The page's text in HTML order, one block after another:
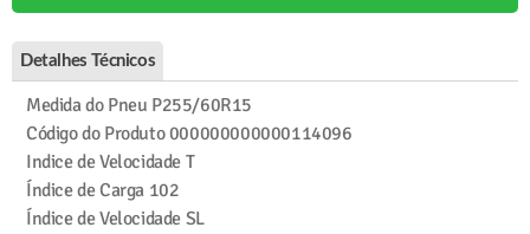
Detalhes Técnicos
Medida do Pneu P255/60R15
Código do Produto000000000000114096
Indice de Velocidade T
Índice de Carga 102
Índice de Velocidade SL